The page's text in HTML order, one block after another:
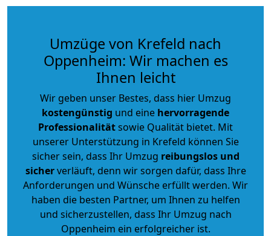
Umzüge von Krefeld nach
Oppenheim: Wir machen es
Ihnen leicht
Wir geben unser Bestes, dass hier Umzug
kostengünstig und eine hervorragende
Professionalitätsowie Qualität bietet. Mit
unserer Unterstützung in Krefeld können Sie
sicher sein, dass Ihr Umzug reibungslos und
sicherverläuft, denn wir sorgen dafür, dass Ihre
Anforderungen und Wünsche erfüllt werden. Wir
haben die besten Partner, um Ihnen zu helfen
und sicherzustellen, dass Ihr Umzug nach
Oppenheim ein erfolgreicher ist.